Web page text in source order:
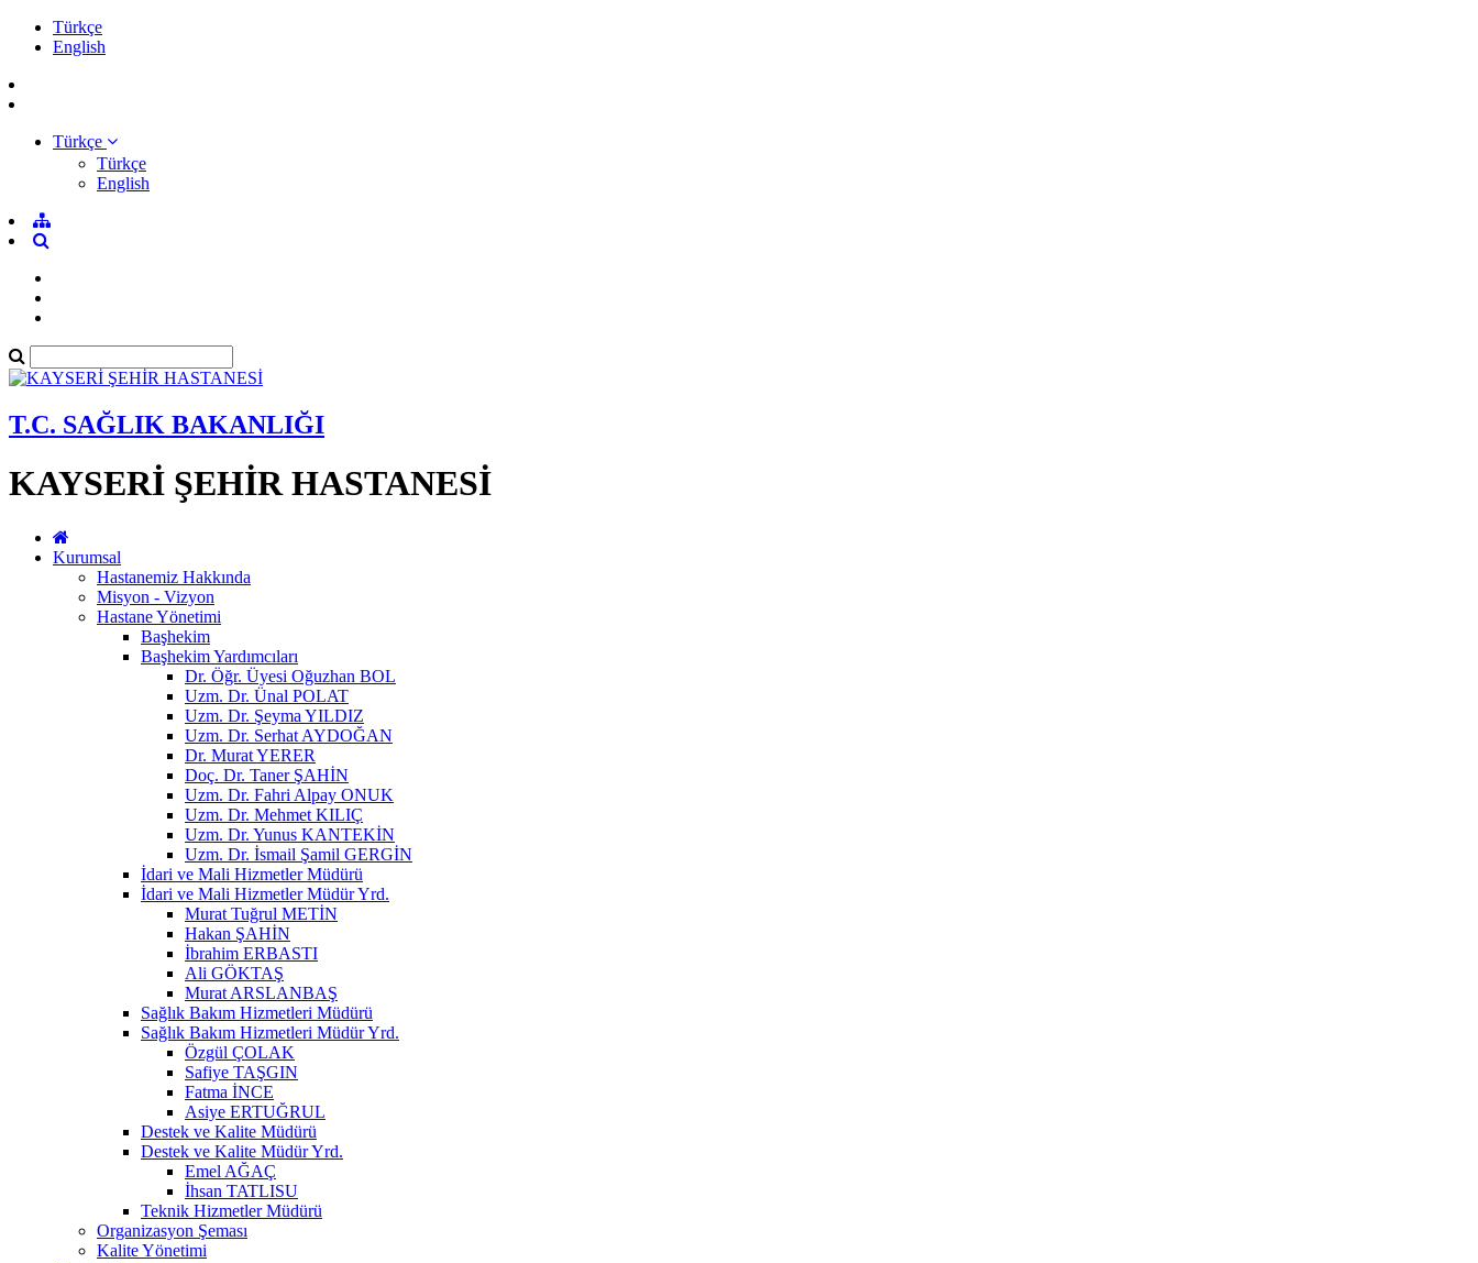
Türkçe
English
Türkçe
Türkçe
English
T.C. SAĞLIK BAKANLIĞI
KAYSERİ ŞEHİR HASTANESİ
Kurumsal
Hastanemiz Hakkında
Misyon - Vizyon
Hastane Yönetimi
Başhekim
Başhekim Yardımcıları
Dr. Öğr. Üyesi Oğuzhan BOL
Uzm. Dr. Ünal POLAT
Uzm. Dr. Şeyma YILDIZ
Uzm. Dr. Serhat AYDOĞAN
Dr. Murat YERER
Doç. Dr. Taner ŞAHİN
Uzm. Dr. Fahri Alpay ONUK
Uzm. Dr. Mehmet KILIÇ
Uzm. Dr. Yunus KANTEKİN
Uzm. Dr. İsmail Şamil GERGİN
İdari ve Mali Hizmetler Müdürü
İdari ve Mali Hizmetler Müdür Yrd.
Murat Tuğrul METİN
Hakan ŞAHİN
İbrahim ERBASTI
Ali GÖKTAŞ
Murat ARSLANBAŞ
Sağlık Bakım Hizmetleri Müdürü
Sağlık Bakım Hizmetleri Müdür Yrd.
Özgül ÇOLAK
Safiye TAŞGIN
Fatma İNCE
Asiye ERTUĞRUL
Destek ve Kalite Müdürü
Destek ve Kalite Müdür Yrd.
Emel AĞAÇ
İhsan TATLISU
Teknik Hizmetler Müdürü
Organizasyon Şeması
Kalite Yönetimi